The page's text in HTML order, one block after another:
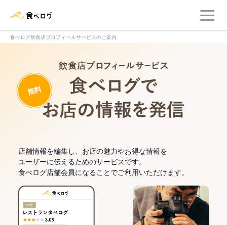
食べログ飲食店プロフィールサービスのご案内
無料
店舗情報を編集し、お店の魅力やお得な情報を
ユーザーに伝えるためのサービスです。
食べログ店舗会員になることでご利用いただけます。